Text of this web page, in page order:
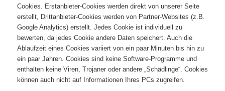
Cookies. Erstanbieter-Cookies werden direkt von unserer Seite
erstellt, Drittanbieter-Cookies werden von Partner-Websites (z.B.
Google Analytics) erstellt. Jedes Cookie ist individuell zu
bewerten, da jedes Cookie andere Daten speichert. Auch die
Ablaufzeit eines Cookies variiert von ein paar Minuten bis hin zu
ein paar Jahren. Cookies sind keine Software-Programme und
enthalten keine Viren, Trojaner oder andere „Schädlinge“. Cookies
können auch nicht auf Informationen Ihres PCs zugreifen.